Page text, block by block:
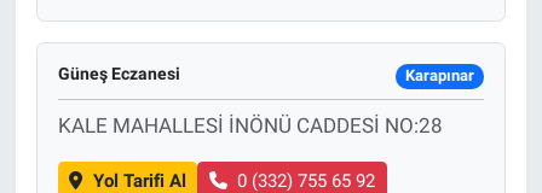
Güneş Eczanesi Karapınar
KALE MAHALLESİ İNÖNÜ CADDESİ NO:28
Yol Tarifi Al 0 (332) 755 65 92